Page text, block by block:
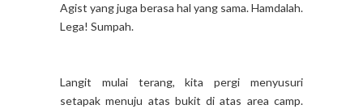
Agist yang juga berasa hal yang sama. Hamdalah.
Lega! Sumpah.
Langit mulai terang, kita pergi menyusuri
setapak menuju atas bukit di atas area camp.